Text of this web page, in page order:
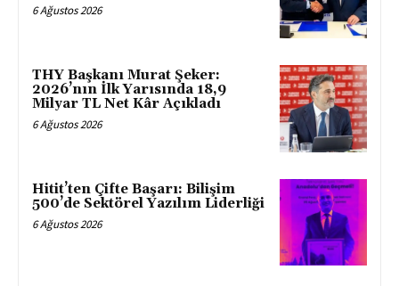
6 Ağustos 2026
THY Başkanı Murat Şeker:
2026’nın İlk Yarısında 18,9
Milyar TL Net Kâr Açıkladı
6 Ağustos 2026
Hitit’ten Çifte Başarı: Bilişim
500’de Sektörel Yazılım Liderliği
6 Ağustos 2026